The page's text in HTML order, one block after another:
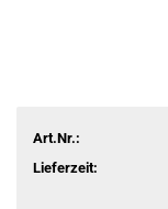
Art.Nr.:
Lieferzeit: